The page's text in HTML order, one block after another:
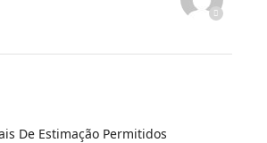
De Estimação Permitidos